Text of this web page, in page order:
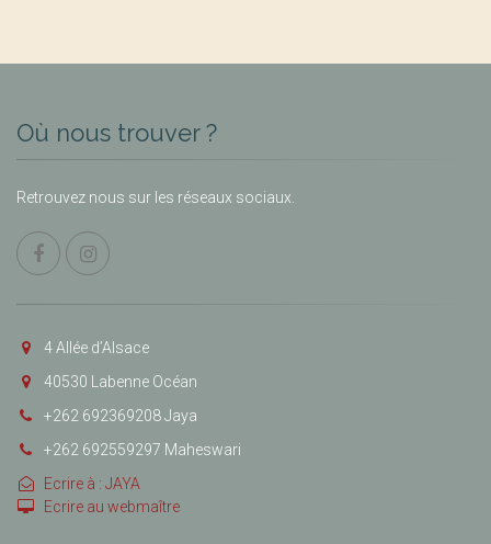
Où nous trouver ?
Retrouvez nous sur les réseaux sociaux.
4 Allée d’Alsace
40530 Labenne Océan
+262 692369208 Jaya
+262 692559297 Maheswari
Ecrire à : JAYA
Ecrire au webmaître